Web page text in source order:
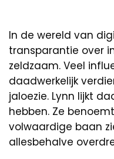
In de wereld van
transparantie over
zeldzaam. Veel
daadwerkelijk
jaloezie. Lynn lijkt
hebben. Ze
volwaardige baan
allesbehalve